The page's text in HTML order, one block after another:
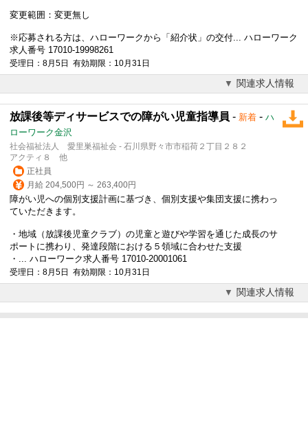
変更範囲：変更無し
※応募される方は、ハローワークから「紹介状」の交付... ハローワーク
求人番号 17010-19998261
受理日：8月5日 有効期限：10月31日
関連求人情報
放課後等ディサービスでの障がい児童指導員 - 新着 - ハ
ローワーク金沢
社会福祉法人 愛里巣福祉会 - 石川県野々市市稲荷２丁目２８２
アクティ８ 他
正社員
月給 204,500円 ～ 263,400円
障がい児への個別支援計画に基づき、個別支援や集団支援に携わっ
ていただきます。
・地域（放課後児童クラブ）の児童と遊びや学習を通じた成長のサ
ポートに携わり、発達段階における５領域に合わせた支援
・... ハローワーク求人番号 17010-20001061
受理日：8月5日 有効期限：10月31日
関連求人情報